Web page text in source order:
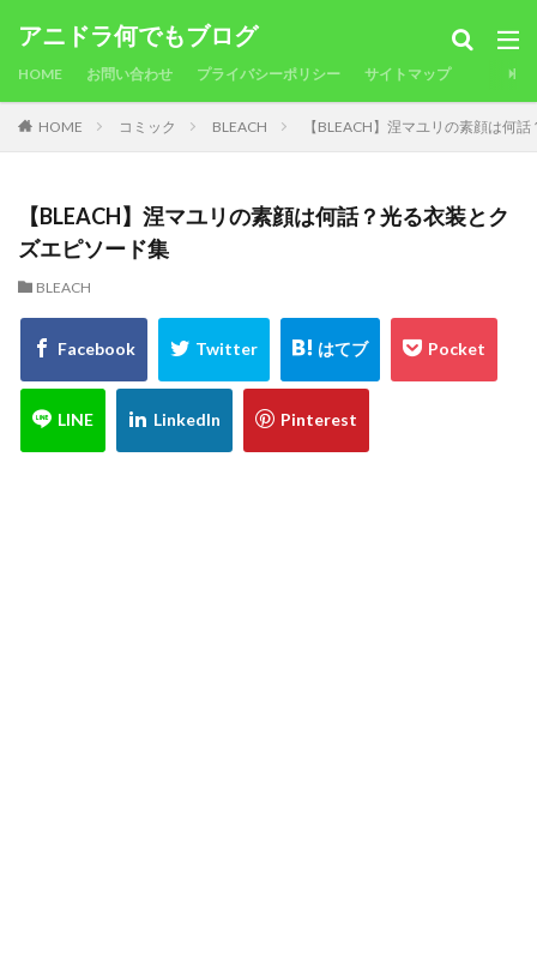
アニドラ何でもブログ
HOME お問い合わせ プライバシーポリシー サイトマップ
HOME コミック BLEACH 【BLEACH】涅マユリの素顔は何
【BLEACH】涅マユリの素顔は何話？光る衣装とク
ズエピソード集
BLEACH